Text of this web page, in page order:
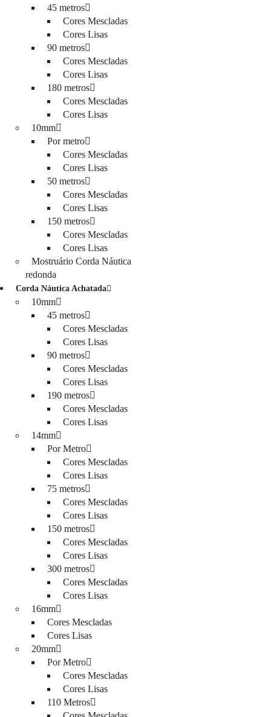
45 metros
Cores Mescladas
Cores Lisas
90 metros
Cores Mescladas
Cores Lisas
180 metros
Cores Mescladas
Cores Lisas
10mm
Por metro
Cores Mescladas
Cores Lisas
50 metros
Cores Mescladas
Cores Lisas
150 metros
Cores Mescladas
Cores Lisas
Mostruário Corda Náutica
redonda
Corda Náutica Achatada
10mm
45 metros
Cores Mescladas
Cores Lisas
90 metros
Cores Mescladas
Cores Lisas
190 metros
Cores Mescladas
Cores Lisas
14mm
Por Metro
Cores Mescladas
Cores Lisas
75 metros
Cores Mescladas
Cores Lisas
150 metros
Cores Mescladas
Cores Lisas
300 metros
Cores Mescladas
Cores Lisas
16mm
Cores Mescladas
Cores Lisas
20mm
Por Metro
Cores Mescladas
Cores Lisas
110 Metros